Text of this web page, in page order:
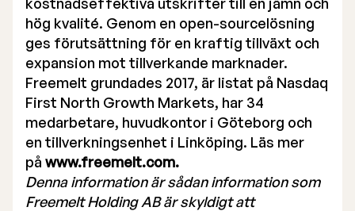
hög kvalité. Genom en open-sourcelösning
ges förutsättning för en kraftig tillväxt och
expansion mot tillverkande marknader.
Freemelt grundades 2017, är listat på Nasdaq
First North Growth Markets, har 34
medarbetare, huvudkontor i Göteborg och
en tillverkningsenhet i Linköping. Läs mer
på www.freemelt.com.
Denna information är sådan information som
Freemelt Holding AB är skyldigt att